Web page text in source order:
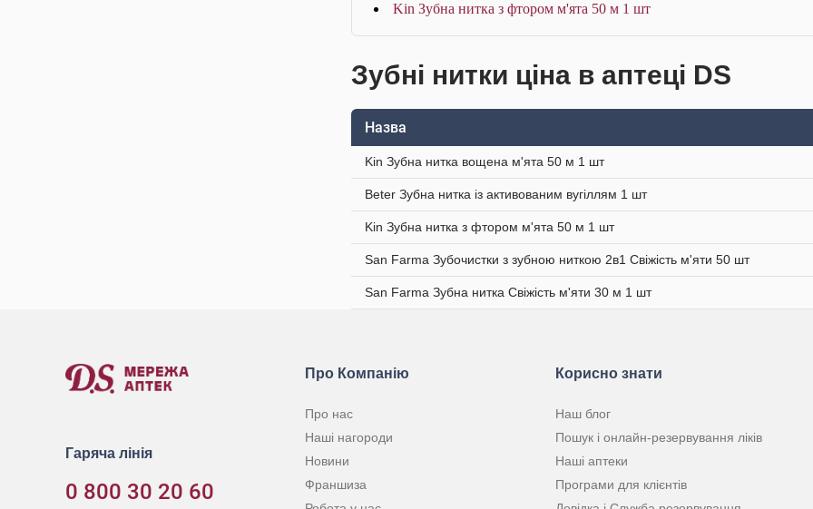
Kin Зубна нитка з фтором м'ята 50 м 1 шт
Зубні нитки ціна в аптеці DS
Назва
Kin Зубна нитка вощена м'ята 50 м 1 шт
Beter Зубна нитка із активованим вугіллям 1 шт
Kin Зубна нитка з фтором м'ята 50 м 1 шт
San Farma Зубочистки з зубною ниткою 2в1 Свіжість м'яти 50 шт
San Farma Зубна нитка Свіжість м'яти 30 м 1 шт
Гаряча лінія
0 800 30 20 60
Про Компанію
Про нас
Наші нагороди
Новини
Франшиза
Корисно знати
Наш блог
Пошук і онлайн-резервування ліків
Наші аптеки
Програми для клієнтів